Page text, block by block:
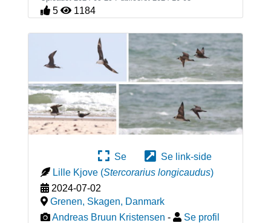
5 1184
Se
Se link-side
Lille Kjove (Stercorarius longicaudus)
2024-07-02
Grenen, Skagen, Danmark
Andreas Bruun Kristensen - Se profil